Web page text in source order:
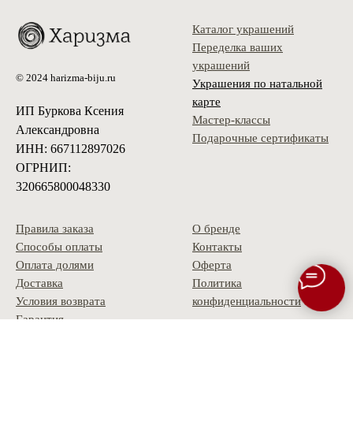
© 2024 harizma-biju.ru
ИП Буркова Ксения
Александровна
ИНН: 667112897026
ОГРНИП:
320665800048330
Каталог украшений
Переделка ваших
украшений
Украшения по натальной
карте
Мастер-классы
Подарочные сертификаты
Правила заказа
Способы оплаты
Оплата долями
Доставка
Условия возврата
Гарантия
О бренде
Контакты
Оферта
Политика
конфиденциальности